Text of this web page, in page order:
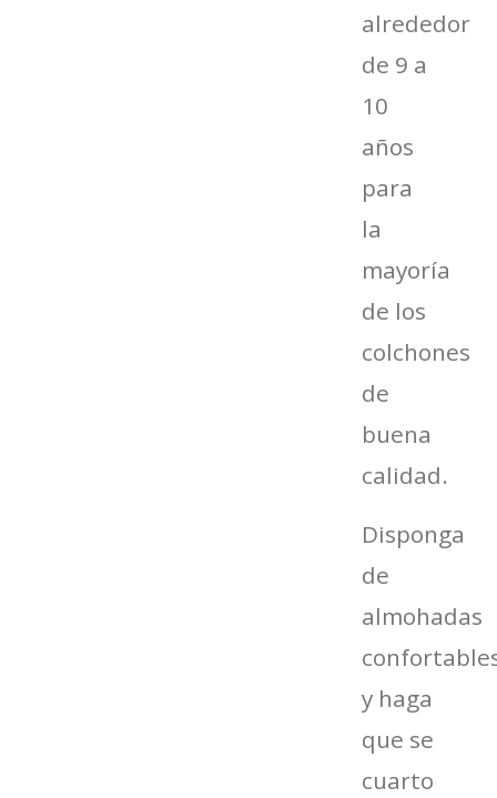
alrededor
de 9 a
10
años
para
la
mayoría
de los
colchones
de
buena
calidad.
Disponga
de
almohadas
y haga
que se
cuarto